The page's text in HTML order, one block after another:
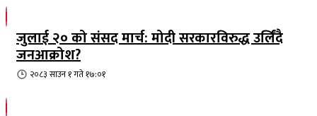
जुलाई २० को संसद मार्च: मोदी सरकारविरुद्ध उर्लिंदै
जनआक्रोश?
२०८३ साउन १ गते १७:०१